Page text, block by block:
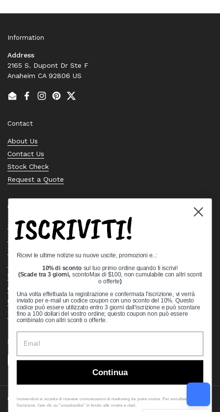
Information
Address
2165 S. Dupont Dr Ste F
Anaheim CA 92806 US
EmailFacebook
Instagram
PinterestTwitter
Contact
About Us
Contact Us
Stock Check
Request a Quote
Quick links
Bearing Knowledge Center
Privacy Policy
Terms & Conditions
Shipping Policy
Open Cookie Banner
Comprehensive Guide to Ball Bearings
Track your Order
Supported payment methods
Copyright © 2026VXB Bearings.
ISCRIVITI!
Ricevi le ultime notizie su nuove uscite, promozioni e..:
10% di sconto sul tuo primo ordine quando ti iscrivi!
(Scade tra 3 giorni, scontoMax di $100, non cumulabile con altri sconti
o offerte)
Una volta effettuata la registrazione e confermata l'iscrizione, vi verrà
inviato per e-mail un codice coupon con uno sconto del 10%. Questo
codice può essere utilizzato entro 3 giorni dall'iscrizione e può scontare
fino a 100 dollari del vostro ordine; questo coupon non può essere
combinato con altri sconti o offerte.
Continua
Iscrivendosi si accetta di ricevere comunicazioni di marketing da parte nostra. Per annullare
l'iscrizione, fare clic su "unsubscribe" in fondo alle nostre e-mail.